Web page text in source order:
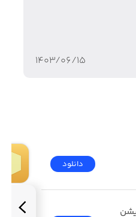
۱۴۰۳/۰۶/۱۵
دانلود